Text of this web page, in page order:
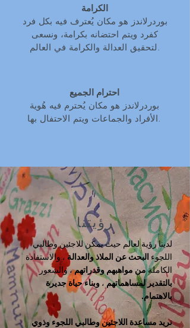
الكرامة
بوردرلاندز هو مكان يُعترف فيه بكل فرد
كفرد ويتم احتضانه بكرامة، ونسعى
لتحقيق العدالة والكرامة في العالم.
احترام الجميع
بوردرلاندز هو مكان يُحترم فيه هُوية
الأفراد والجماعات ويتم الاحتفال بها.
رؤيتنا
لدينا رؤية لعالم حيث يمكن للاجئين وطالبي
اللجوء البحث عن الملاذ والعدالة ، والاستفادة
الكاملةمن مواهبهم وقدراتهم، والشعور
بالتقدير لمساهماتهم ، وبناء حياة جديرة
بالاهتمام.
نريد مساعدة اللاجئين وطالبي اللجوء وذوي